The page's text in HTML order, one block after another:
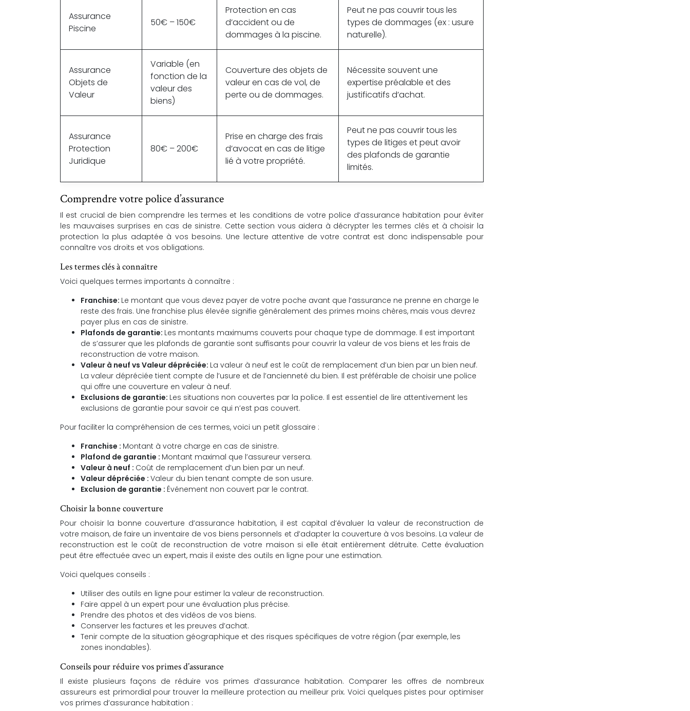
Assurance
Piscine
50€ – 150€
Protection en cas
d’accident ou de
dommages à la piscine.
Peut ne pas couvrir tous les
types de dommages (ex : usure
naturelle).
Assurance
Objets de
Valeur
Variable (en
fonction de la
valeur des
biens)
Couverture des objets de
valeur en cas de vol, de
perte ou de dommages.
Nécessite souvent une
expertise préalable et des
justificatifs d’achat.
Assurance
Protection
Juridique
80€ – 200€
Prise en charge des frais
d’avocat en cas de litige
lié à votre propriété.
Peut ne pas couvrir tous les
types de litiges et peut avoir
des plafonds de garantie
limités.
Comprendre votre police d’assurance
Il est crucial de bien comprendre les termes et les conditions de votre police d’assurance habitation pour éviter
les mauvaises surprises en cas de sinistre. Cette section vous aidera à décrypter les termes clés et à choisir la
protection la plus adaptée à vos besoins. Une lecture attentive de votre contrat est donc indispensable pour
connaître vos droits et vos obligations.
Les termes clés à connaître
Voici quelques termes importants à connaître :
Franchise: Le montant que vous devez payer de votre poche avant que l’assurance ne prenne en charge le
reste des frais. Une franchise plus élevée signifie généralement des primes moins chères, mais vous devrez
payer plus en cas de sinistre.
Plafonds de garantie: Les montants maximums couverts pour chaque type de dommage. Il est important
de s’assurer que les plafonds de garantie sont suffisants pour couvrir la valeur de vos biens et les frais de
reconstruction de votre maison.
Valeur à neuf vs Valeur dépréciée: La valeur à neuf est le coût de remplacement d’un bien par un bien neuf.
La valeur dépréciée tient compte de l’usure et de l’ancienneté du bien. Il est préférable de choisir une police
qui offre une couverture en valeur à neuf.
Exclusions de garantie: Les situations non couvertes par la police. Il est essentiel de lire attentivement les
exclusions de garantie pour savoir ce qui n’est pas couvert.
Pour faciliter la compréhension de ces termes, voici un petit glossaire :
Franchise : Montant à votre charge en cas de sinistre.
Plafond de garantie : Montant maximal que l’assureur versera.
Valeur à neuf : Coût de remplacement d’un bien par un neuf.
Valeur dépréciée : Valeur du bien tenant compte de son usure.
Exclusion de garantie : Événement non couvert par le contrat.
Choisir la bonne couverture
Pour choisir la bonne couverture d’assurance habitation, il est capital d’évaluer la valeur de reconstruction de
votre maison, de faire un inventaire de vos biens personnels et d’adapter la couverture à vos besoins. La valeur de
reconstruction est le coût de reconstruction de votre maison si elle était entièrement détruite. Cette évaluation
peut être effectuée avec un expert, mais il existe des outils en ligne pour une estimation.
Voici quelques conseils :
Utiliser des outils en ligne pour estimer la valeur de reconstruction.
Faire appel à un expert pour une évaluation plus précise.
Prendre des photos et des vidéos de vos biens.
Conserver les factures et les preuves d’achat.
Tenir compte de la situation géographique et des risques spécifiques de votre région (par exemple, les
zones inondables).
Conseils pour réduire vos primes d’assurance
Il existe plusieurs façons de réduire vos primes d’assurance habitation. Comparer les offres de nombreux
assureurs est primordial pour trouver la meilleure protection au meilleur prix. Voici quelques pistes pour optimiser
vos primes d’assurance habitation :